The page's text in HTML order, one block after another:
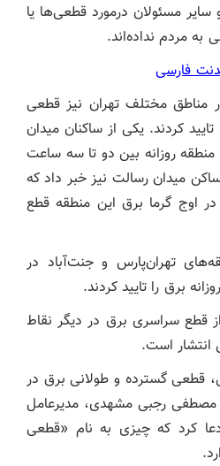
مسئولان درمورد قطعی‌ها یا
مردم نداده‌اند.
فارسی
مناطق مختلف تهران نیز قطعی
کردند. یکی از ساکنان میدان
روزانه بین دو تا سه ساعت
میدان رسالت نیز خبر داد که
اوج گرما برق این منطقه قطع
تهران‌پارس و جنت‌آباد در
برق را تایید کردند.
قطع سراسری برق در دیگر نقاط
انتشار است.
قطعی گسترده و طولانی برق در
مصطفی رجبی مشهدی، مدیرعامل
کرد که چیزی به نام «قطعی